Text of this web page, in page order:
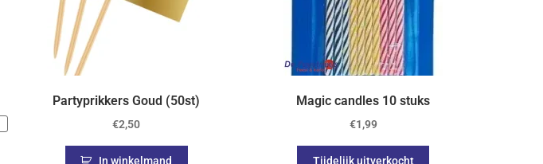
Partyprikkers Goud (50st)
€2,50
In winkelmand
Magic candles 10 stuks
€1,99
Tijdelijk uitverkocht